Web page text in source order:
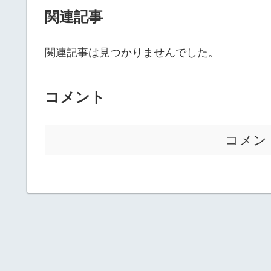
関連記事
関連記事は見つかりませんでした。
コメント
コメン